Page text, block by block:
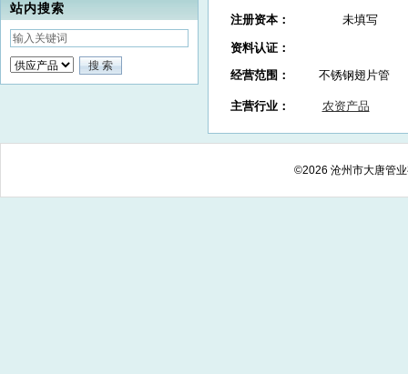
站内搜索
注册资本：
未填写
资料认证：
经营范围：
不锈钢翅片管
主营行业： 农资产品
©2026 沧州市大唐管